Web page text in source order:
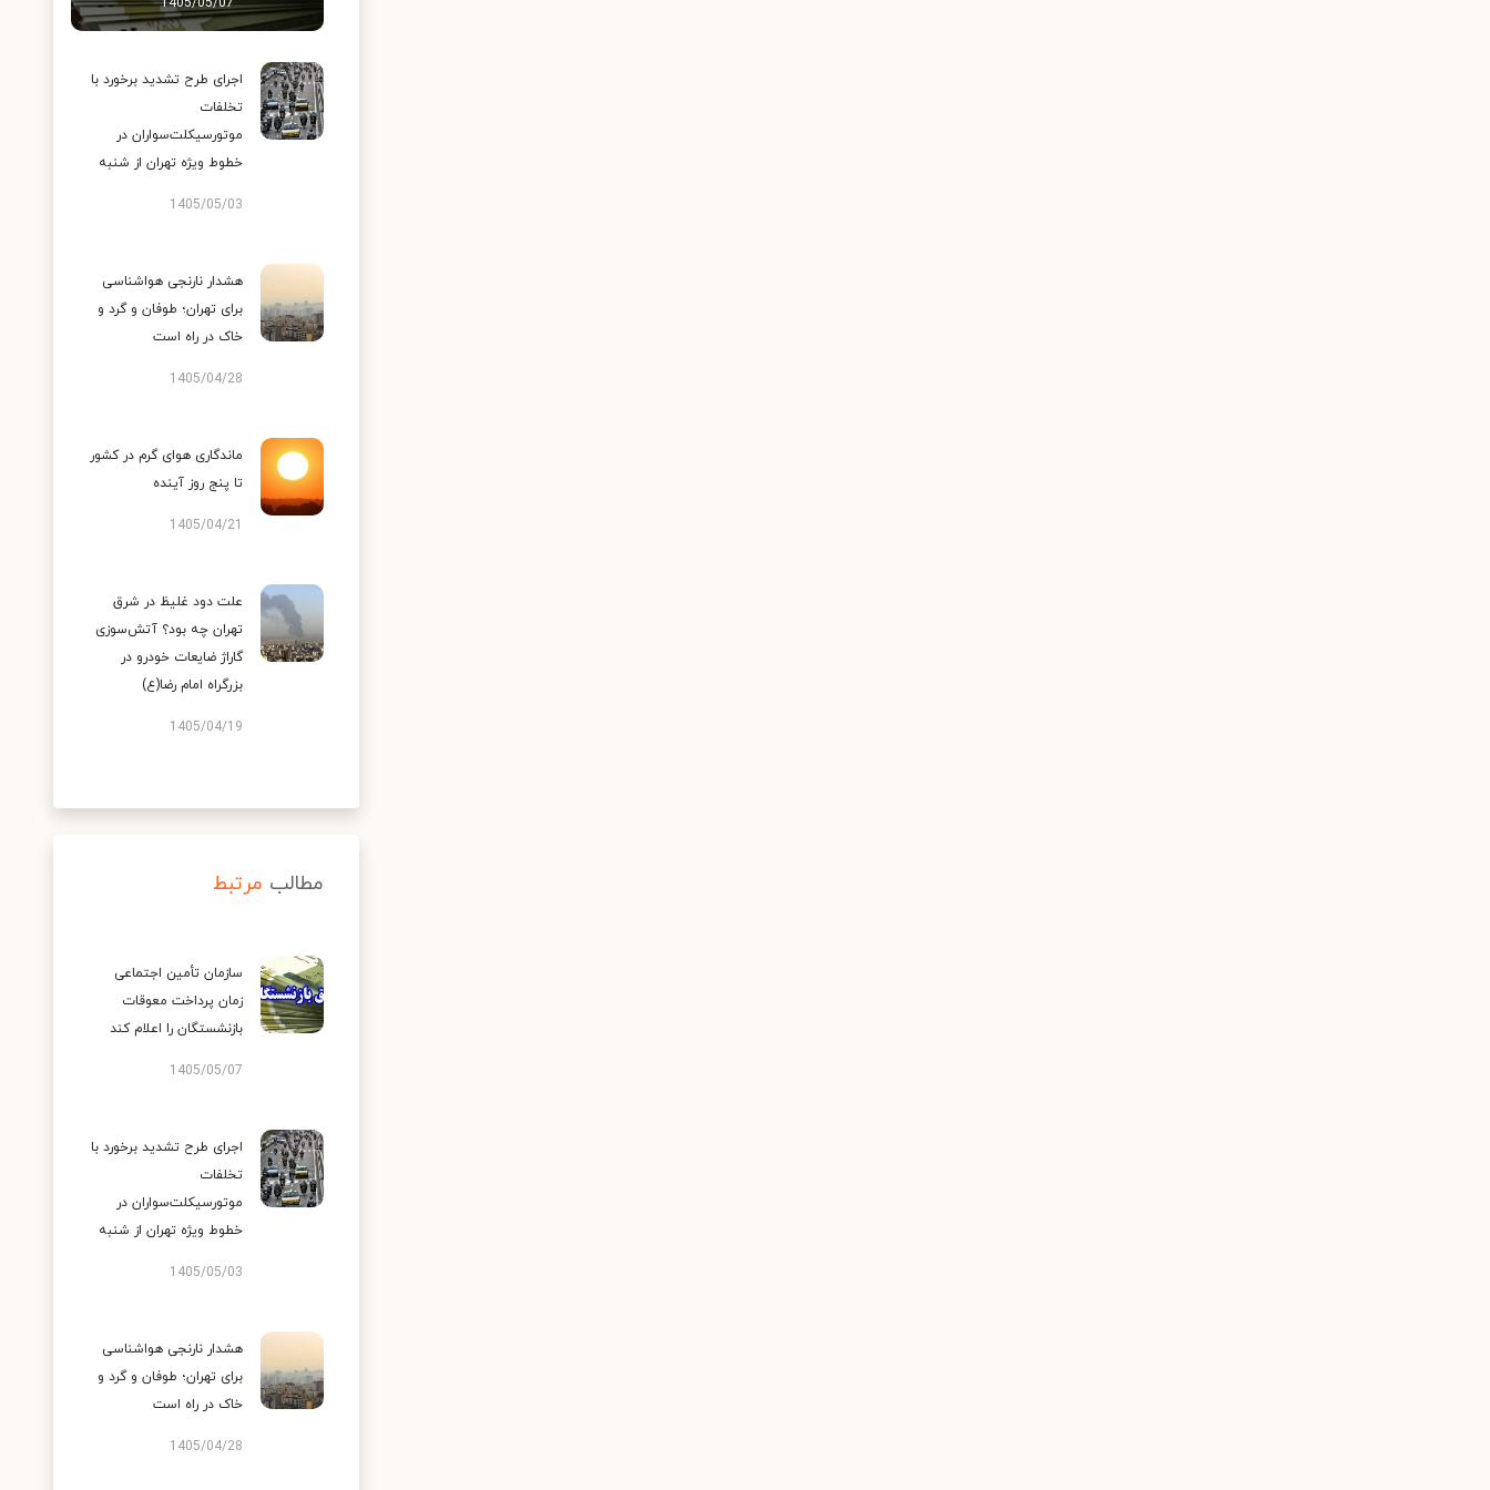
اجرای طرح تشدید برخورد با
تخلفات
موتورسیکلت‌سواران در
خطوط ویژه تهران از شنبه
1405/05/03
هشدار نارنجی هواشناسی
برای تهران؛ طوفان و گرد و
خاک در راه است
1405/04/28
ماندگاری هوای گرم در کشور
تا پنج روز آینده
1405/04/21
علت دود غلیظ در شرق
تهران چه بود؟ آتش‌سوزی
گاراژ ضایعات خودرو در
بزرگراه امام رضا(ع)
1405/04/19
مطالب مرتبط
سازمان تأمین اجتماعی
زمان پرداخت معوقات
بازنشستگان را اعلام کند
1405/05/07
اجرای طرح تشدید برخورد با
تخلفات
موتورسیکلت‌سواران در
خطوط ویژه تهران از شنبه
1405/05/03
هشدار نارنجی هواشناسی
برای تهران؛ طوفان و گرد و
خاک در راه است
1405/04/28